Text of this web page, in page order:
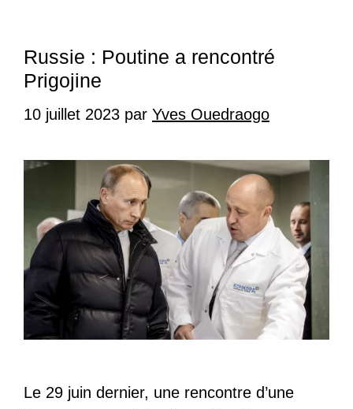
Russie : Poutine a rencontré
Prigojine
10 juillet 2023 par Yves Ouedraogo
Le 29 juin dernier, une rencontre d’une